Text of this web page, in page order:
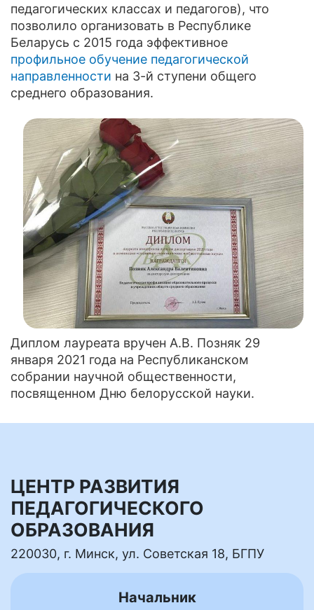
педагогических классах и педагогов), что
позволило организовать в Республике
Беларусь с 2015 года эффективное
профильное обучение педагогической
направленности на 3-й ступени общего
среднего образования.
Диплом лауреата вручен А.В. Позняк 29
января 2021 года на Республиканском
собрании научной общественности,
посвященном Дню белорусской науки.
ЦЕНТР РАЗВИТИЯ
ПЕДАГОГИЧЕСКОГО
ОБРАЗОВАНИЯ
220030, г. Минск, ул. Советская 18, БГПУ
Начальник